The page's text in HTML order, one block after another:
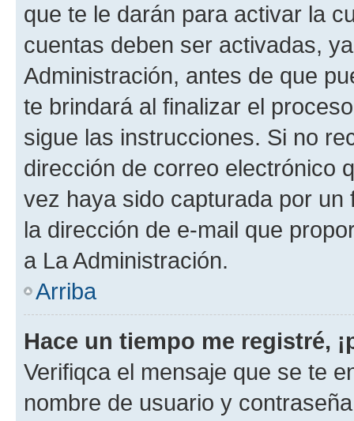
que te le darán para activar la
cuentas deben ser activadas,
Administración, antes de que
te brindará al finalizar el
sigue las instrucciones. Si no
dirección de correo electrónico
vez haya sido capturada por
la dirección de e-mail que
a La Administración.
Arriba
Hace un tiempo me registré,
Verifiqca el mensaje que se te
nombre de usuario y